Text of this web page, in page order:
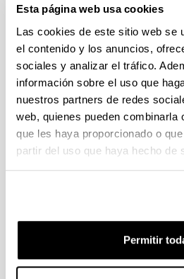
Esta página web usa cookies
Las cookies de este sitio web se
el contenido y los anuncios,
sociales y analizar el tráfico.
información sobre el uso que
nuestros partners de redes
web, quienes pueden combinarla
que les haya proporcionado o
partir del uso que haya hecho de
Permitir
Arratibel
23 de ABRIL de 2026
IRAGARRI - Curso